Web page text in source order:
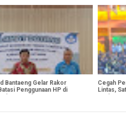
Bantaeng Gelar Rakor
Penggunaan HP di
Siswa SD dan SMP
Cegah
Lintas,
Beri